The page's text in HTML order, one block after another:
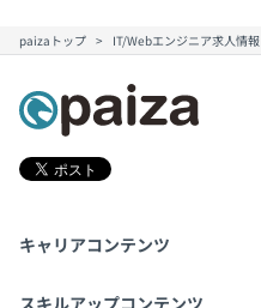
paizaトップ IT/Webエンジニア求人情報
キャリアコンテンツ
転職・キャリア